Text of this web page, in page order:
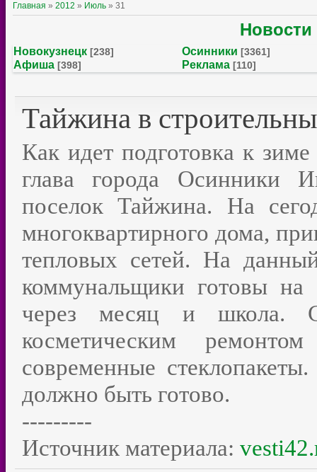
Главная » 2012 » Июль » 31
Новости
Новокузнецк [238] Осинники [3361]
Афиша [398] Реклама [110]
Тайжина в
Как идет подготовка к
глава города Осинники
поселок Тайжина. На
многоквартирного дома,
тепловых сетей. На
коммунальщики готовы на
через месяц и школа.
косметическим
современные
должно быть готово.
---------
Источник материала: